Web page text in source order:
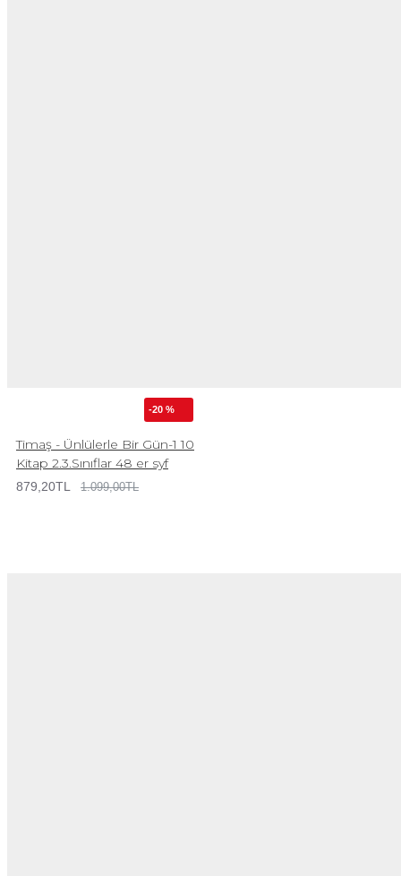
-20 %
Timaş - Ünlülerle Bir Gün-1 10
Kitap 2.3.Sınıflar 48 er syf
879,20TL 1.099,00TL